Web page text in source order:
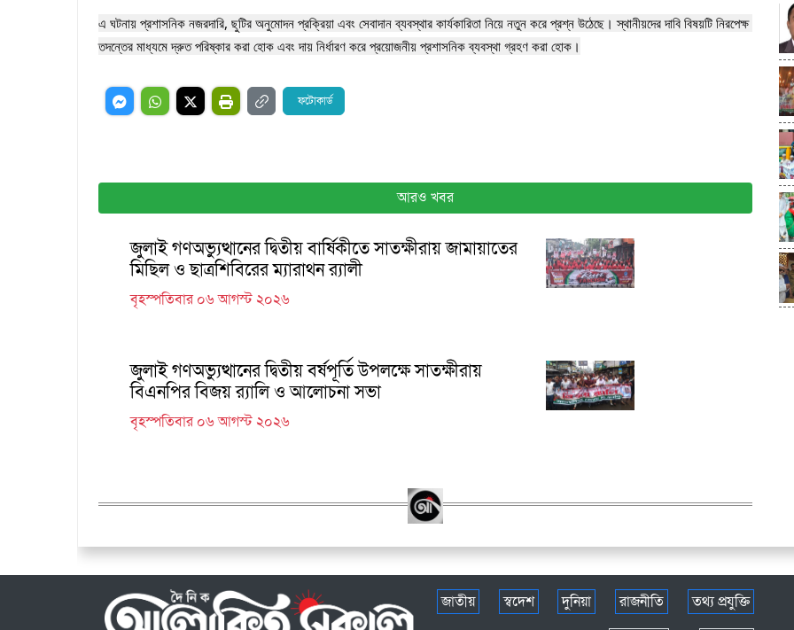
‎এ ঘটনায় প্রশাসনিক নজরদারি, ছুটির অনুমোদন প্রক্রিয়া এবং সেবাদান ব্যবস্থার কার্যকারিতা নিয়ে নতুন করে প্রশ্ন উঠেছে। স্থানীয়দের দাবি বিষয়টি নিরপেক্ষ
তদন্তের মাধ্যমে দ্রুত পরিষ্কার করা হোক এবং দায় নির্ধারণ করে প্রয়োজনীয় প্রশাসনিক ব্যবস্থা গ্রহণ করা হোক।
ফটোকার্ড
আরও খবর
জুলাই গণঅভ্যুত্থানের দ্বিতীয় বার্ষিকীতে সাতক্ষীরায় জামায়াতের
মিছিল ও ছাত্রশিবিরের ম্যারাথন র‌্যালী
বৃহস্পতিবার ০৬ আগস্ট ২০২৬
জুলাই গণঅভ্যুত্থানের দ্বিতীয় বর্ষপূর্তি উপলক্ষে সাতক্ষীরায়
বিএনপির বিজয় র‍্যালি ও আলোচনা সভা
বৃহস্পতিবার ০৬ আগস্ট ২০২৬
জাতীয় স্বদেশ দুনিয়া রাজনীতি তথ্য প্রযুক্তি